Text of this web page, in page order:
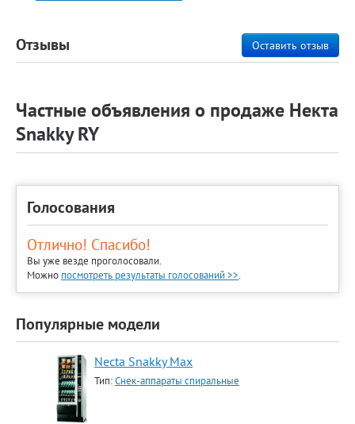
Оставить отзыв
Отзывы
Частные объявления о продаже Некта
Snakky RY
Голосования
Отлично! Спасибо!
Вы уже везде проголосовали.
Можно посмотреть результаты голосований >>.
Популярные модели
Necta Snakky Max
Тип:Снек-аппараты спиральные